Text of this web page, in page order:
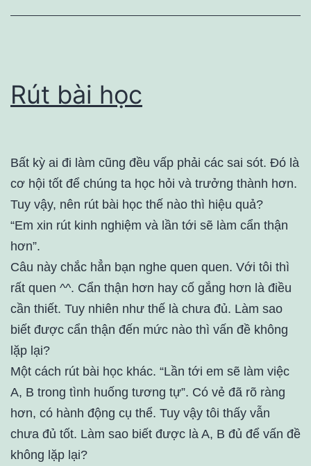
Rút bài học
Bất kỳ ai đi làm cũng đều vấp phải các sai sót. Đó là
cơ hội tốt để chúng ta học hỏi và trưởng thành hơn.
Tuy vậy, nên rút bài học thế nào thì hiệu quả?
“Em xin rút kinh nghiệm và lần tới sẽ làm cẩn thận
hơn”.
Câu này chắc hẳn bạn nghe quen quen. Với tôi thì
rất quen ^^. Cẩn thận hơn hay cố gắng hơn là điều
cần thiết. Tuy nhiên như thế là chưa đủ. Làm sao
biết được cẩn thận đến mức nào thì vấn đề không
lặp lại?
Một cách rút bài học khác. “Lần tới em sẽ làm việc
A, B trong tình huống tương tự”. Có vẻ đã rõ ràng
hơn, có hành động cụ thể. Tuy vậy tôi thấy vẫn
chưa đủ tốt. Làm sao biết được là A, B đủ để vấn đề
không lặp lại?